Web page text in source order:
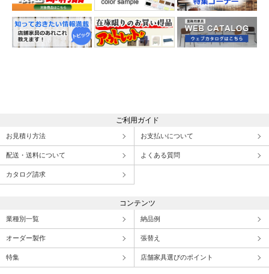
ご利用ガイド
お見積り方法 お支払いについて
配送・送料について よくある質問
カタログ請求
コンテンツ
業種別一覧 納品例
オーダー製作 張替え
特集 店舗家具選びのポイント